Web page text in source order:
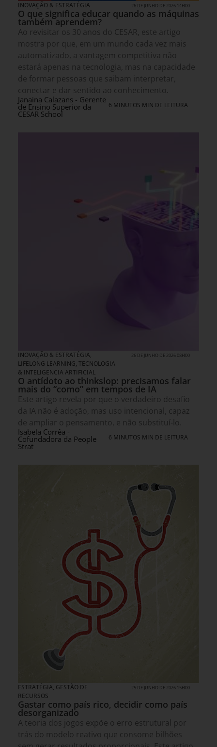
INOVAÇÃO & ESTRATÉGIA 26 DE JUNHO DE 2026 14H00
O que significa educar quando as máquinas
também aprendem?
Ao revisitar os 30 anos do CESAR, este artigo
mostra por que, em um mundo cada vez mais
automatizado, a vantagem competitiva não
estará apenas na tecnologia, mas na capacidade
de formar pessoas que saibam interpretar,
conectar e dar sentido ao conhecimento.
Janaina Calazans - Gerente
de Ensino Superior da
CESAR School
6 MINUTOS MIN DE LEITURA
INOVAÇÃO & ESTRATÉGIA,
LIFELONG LEARNING, TECNOLOGIA
& INTELIGENCIA ARTIFICIAL
26 DE JUNHO DE 2026 08H00
O antídoto ao thinkslop: precisamos falar
mais do “como” em tempos de IA
Este artigo revela por que o verdadeiro desafio
da IA não é adoção, mas uso intencional, capaz
de ampliar o pensamento, e não substituí-lo.
Isabela Corrêa -
Cofundadora da People
Strat
6 MINUTOS MIN DE LEITURA
ESTRATÉGIA, GESTÃO DE
RECURSOS
25 DE JUNHO DE 2026 15H00
Gastar como país rico, decidir como país
desorganizado
A teoria dos jogos expõe o erro estrutural por
trás do modelo reativo que consome bilhões